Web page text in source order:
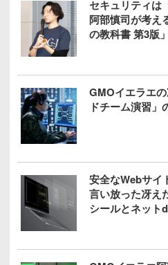
セキュリティは
阿部慎司が考え
の教科書 第3版
GMOイエラエ
ドチーム演習」
安全なWebサイ
言い放った冴え
シールとネット